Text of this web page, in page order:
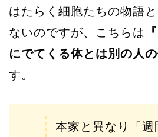
はたらく細胞たちの物語
ないのですが、こちらは
にでてくる体とは別の人
す。
本家と異なり「週
さじの